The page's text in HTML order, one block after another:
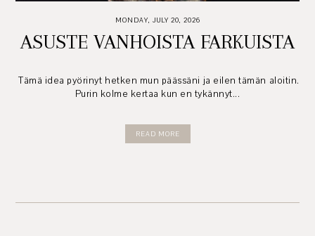
MONDAY, JULY 20, 2026
ASUSTE VANHOISTA FARKUISTA
Tämä idea pyörinyt hetken mun päässäni ja eilen tämän aloitin.
Purin kolme kertaa kun en tykännyt...
READ MORE